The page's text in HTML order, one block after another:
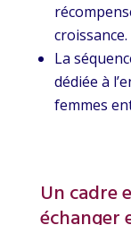
croissance.
La
dédiée à
femmes
Un cadre